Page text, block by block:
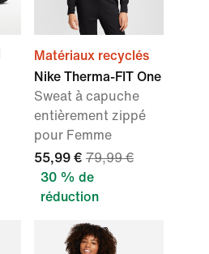
Matériaux recyclés
Nike Therma-FIT One
Sweat à capuche
entièrement zippé
pour Femme
55,99 € 79,99 €
30 % de
réduction